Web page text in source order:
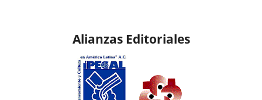
Alianzas Editoriales